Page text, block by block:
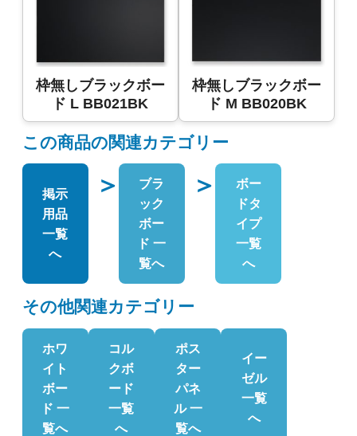
枠無しブラックボー
ド L BB021BK
枠無しブラックボー
ド M BB020BK
この商品の関連カテゴリー
掲示
用品
一覧
へ
＞
ブラ
ック
ボー
ド 一
覧へ
＞
ボー
ドタ
イプ
一覧
へ
その他関連カテゴリー
ホワ
イト
ボー
ド 一
覧へ
コル
クボ
ード
一覧
へ
ポス
ター
パネ
ル 一
覧へ
イー
ゼル
一覧
へ